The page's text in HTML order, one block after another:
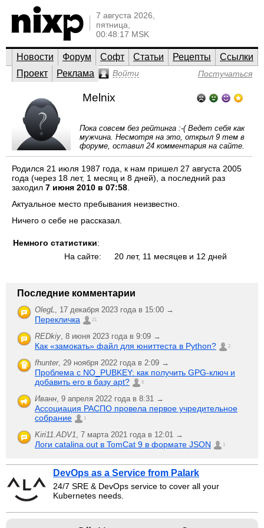
7 августа 2026,
пятница,
00:48:17 MSK
Новости Форум Софт Статьи Рецепты
Ссылки
Проект
Реклама Войти Постучаться
Melnix
Пока совсем без рейтинга :-( Ведет себя как
мужчина. Несмотря на это, открыл 9 тем в
форуме, оставил 24 комментария на сайте.
Родился 21 июля 1987 года, к нам пришел 27 августа 2005
года (через 18 лет, 1 месяц и 8 дней), а последний раз
заходил 7 июня 2010 в 07:58
Актуальное место пребывания неизвестно.
Ничего о себе не рассказал.
Немного статистики:
На сайте:
20 лет, 11 месяцев и 12 дней
Последние комментарии
OlegL, 17 декабря 2023 года в 15:00 →
Перекличка 21
REDkiy, 8 июня 2023 года в 9:09 →
Как «замокать» файл для юниттеста в Python? 2
fhunter, 29 ноября 2022 года в 2:09 →
Проблема с NO_PUBKEY: как получить GPG-ключ и
добавить его в базу apt?
6
Иванн, 9 апреля 2022 года в 8:31 →
Ассоциация РАСПО провела первое учредительное
собрание
1
Kiri11.ADV1, 7 марта 2021 года в 12:01 →
Логи catalina.out в TomCat 9 в формате JSON 1
DevOps as a Service from Palark
24/7 SRE & DevOps service to cover all your
Kubernetes needs.